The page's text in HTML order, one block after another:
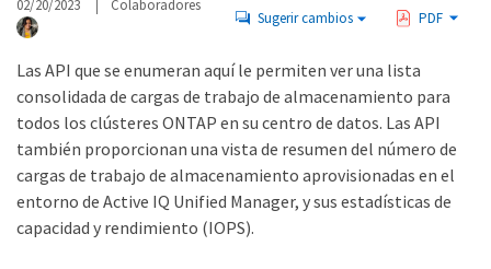
02/20/2023 Colaboradores
Sugerir cambios PDF
Las API que se enumeran aquí le permiten ver una lista
consolidada de cargas de trabajo de almacenamiento para
todos los clústeres ONTAP en su centro de datos. Las API
también proporcionan una vista de resumen del número de
cargas de trabajo de almacenamiento aprovisionadas en el
entorno de Active IQ Unified Manager, y sus estadísticas de
capacidad y rendimiento (IOPS).